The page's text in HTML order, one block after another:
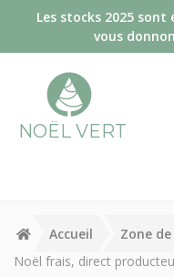
Panneau de gestion des
Les stocks 2025
vous
NOËL VERT
Accueil Zone
Noël frais, direct